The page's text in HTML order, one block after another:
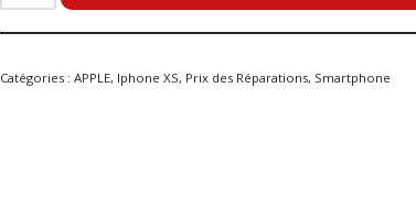
Catégories :APPLE, Iphone XS, Prix des Réparations, Smartphone